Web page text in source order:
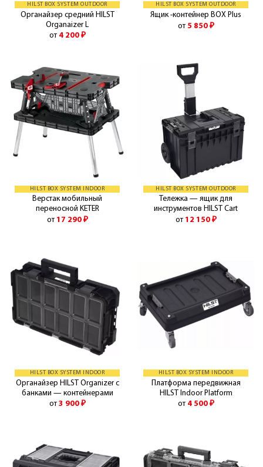
HILST BOX SYSTEM OUTDOOR
Органайзер средний HILST
Organaizer L
от 4 200 ₽
HILST BOX SYSTEM OUTDOOR
Ящик -контейнер BOX Plus
от 5 850 ₽
HILST BOX SYSTEM INDOOR
Верстак мобильный
переносной KETER
от 17 290 ₽
HILST BOX SYSTEM OUTDOOR
Тележка — ящик для
инструментов HILST Cart
от 12 150 ₽
HILST BOX SYSTEM INDOOR
Органайзер HILST Organizer с
банками — контейнерами
от 3 900 ₽
HILST BOX SYSTEM INDOOR
Платформа передвижная
HILST Indoor Platform
от 4 500 ₽